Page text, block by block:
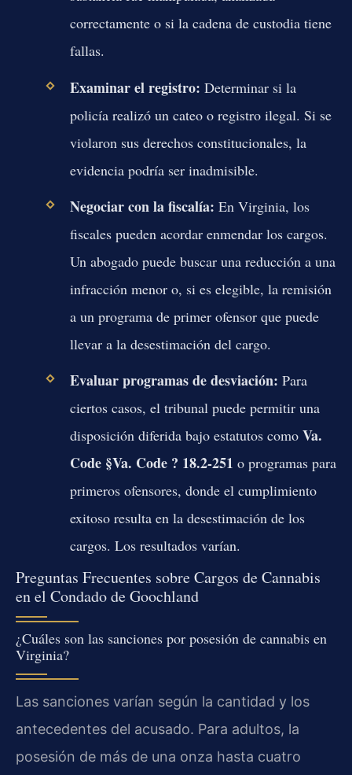
correctamente o si la cadena de custodia tiene
fallas.
Examinar el registro: Determinar si la
policía realizó un cateo o registro ilegal. Si se
violaron sus derechos constitucionales, la
evidencia podría ser inadmisible.
Negociar con la fiscalía: En Virginia, los
fiscales pueden acordar enmendar los cargos.
Un abogado puede buscar una reducción a una
infracción menor o, si es elegible, la remisión
a un programa de primer ofensor que puede
llevar a la desestimación del cargo.
Evaluar programas de desviación: Para
ciertos casos, el tribunal puede permitir una
disposición diferida bajo estatutos como Va.
Code §Va. Code ? 18.2-251 o programas para
primeros ofensores, donde el cumplimiento
exitoso resulta en la desestimación de los
cargos. Los resultados varían.
Preguntas Frecuentes sobre Cargos de Cannabis
en el Condado de Goochland
¿Cuáles son las sanciones por posesión de cannabis en
Virginia?
Las sanciones varían según la cantidad y los
antecedentes del acusado. Para adultos, la
posesión de más de una onza hasta cuatro